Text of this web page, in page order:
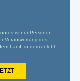
ist nur Personen
Verantwortung des
Land, in dem er lebt,